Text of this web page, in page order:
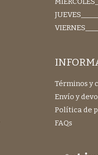
Términos y
Envío y
Política de
FAQs